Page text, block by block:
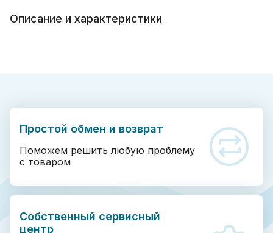
Описание и характеристики
Простой обмен и возврат
Поможем решить любую проблему
с товаром
Собственный сервисный
центр